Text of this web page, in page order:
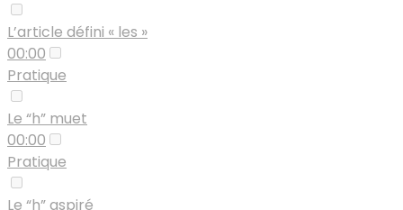
L’article défini « les »
00:00
Pratique
Le “h” muet
00:00
Pratique
Le “h” aspiré